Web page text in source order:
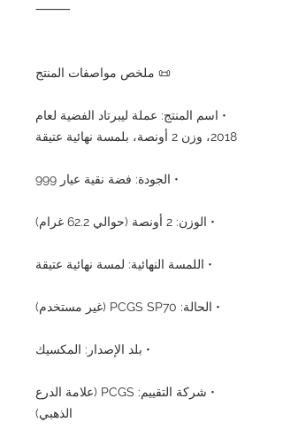
⸻
📜 ملخص مواصفات المنتج
• اسم المنتج: عملة ليبرتاد الفضية لعام
2018، وزن 2 أونصة، بلمسة نهائية عتيقة
• الجودة: فضة نقية عيار 999
• الوزن: 2 أونصة (حوالي 62.2 غرام)
• اللمسة النهائية: لمسة نهائية عتيقة
• الحالة: PCGS SP70 (غير مستخدم)
• بلد الإصدار: المكسيك
• شركة التقييم: PCGS (علامة الدرع
الذهبي)